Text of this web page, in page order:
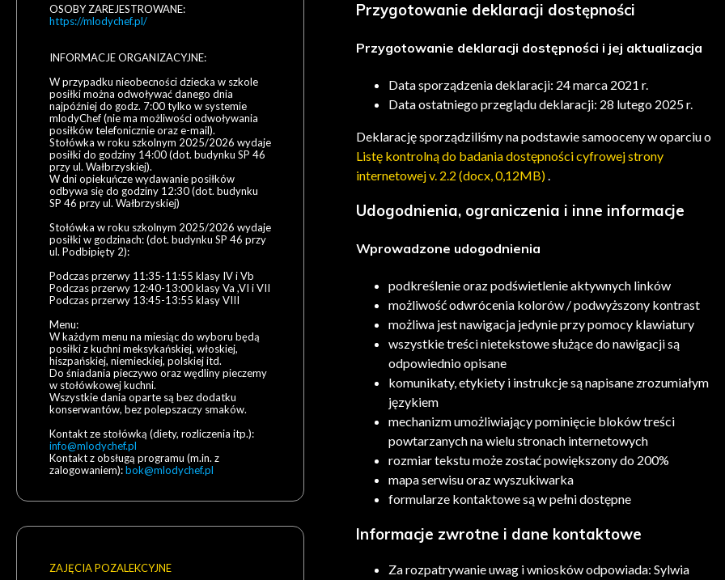
OSOBY ZAREJESTROWANE:
https://mlodychef.pl/
INFORMACJE ORGANIZACYJNE:
W przypadku nieobecności dziecka w szkole
posiłki można odwoływać danego dnia
najpóźniej do godz. 7:00 tylko w systemie
mlodyChef (nie ma możliwości odwoływania
posiłków telefonicznie oraz e-mail).
Stołówka w roku szkolnym 2025/2026 wydaje
posiłki do godziny 14:00 (dot. budynku SP 46
przy ul. Wałbrzyskiej).
W dni opiekuńcze wydawanie posiłków
odbywa się do godziny 12:30 (dot. budynku
SP 46 przy ul. Wałbrzyskiej)
Stołówka w roku szkolnym 2025/2026 wydaje
posiłki w godzinach: (dot. budynku SP 46 przy
ul. Podbipięty 2):
Podczas przerwy 11:35-11:55 klasy IV i Vb
Podczas przerwy 12:40-13:00 klasy Va ,VI i VII
Podczas przerwy 13:45-13:55 klasy VIII
Menu:
W każdym menu na miesiąc do wyboru będą
posiłki z kuchni meksykańskiej, włoskiej,
hiszpańskiej, niemieckiej, polskiej itd.
Do śniadania pieczywo oraz wędliny pieczemy
w stołówkowej kuchni.
Wszystkie dania oparte są bez dodatku
konserwantów, bez polepszaczy smaków.
Kontakt ze stołówką (diety, rozliczenia itp.):
info@mlodychef.pl
Kontakt z obsługą programu (m.in. z
zalogowaniem):bok@mlodychef.pl
ZAJĘCIA POZALEKCYJNE
Przygotowanie deklaracji dostępności
Przygotowanie deklaracji dostępności i jej aktualizacja
Data sporządzenia deklaracji: 24 marca 2021 r.
Data ostatniego przeglądu deklaracji: 28 lutego 2025 r.
Deklarację sporządziliśmy na podstawie samooceny w oparciu o
Listę kontrolną do badania dostępności cyfrowej strony
internetowej v. 2.2 (docx, 0,12MB)
Udogodnienia, ograniczenia i inne informacje
Wprowadzone udogodnienia
podkreślenie oraz podświetlenie aktywnych linków
możliwość odwrócenia kolorów / podwyższony kontrast
możliwa jest nawigacja jedynie przy pomocy klawiatury
wszystkie treści nietekstowe służące do nawigacji są
odpowiednio opisane
komunikaty, etykiety i instrukcje są napisane zrozumiałym
językiem
mechanizm umożliwiający pominięcie bloków treści
powtarzanych na wielu stronach internetowych
rozmiar tekstu może zostać powiększony do 200%
mapa serwisu oraz wyszukiwarka
formularze kontaktowe są w pełni dostępne
Informacje zwrotne i dane kontaktowe
Za rozpatrywanie uwag i wniosków odpowiada: Sylwia